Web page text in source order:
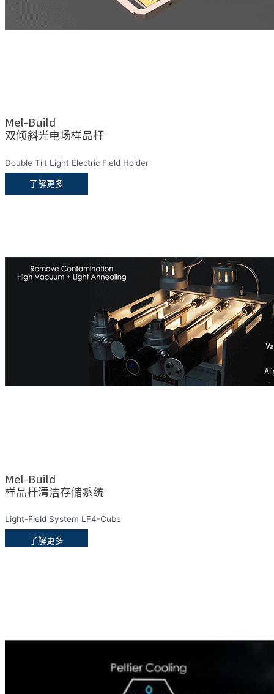
Mel-Build
双倾斜光电场样品杆
Double Tilt Light Electric Field Holder
了解更多
Mel-Build
样品杆清洁存储系统
Light-Field System LF4-Cube
了解更多